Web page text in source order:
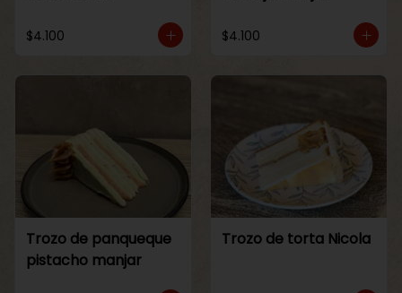
$4.100 $4.100
Trozo de panqueque
pistacho manjar
Trozo de torta Nicola